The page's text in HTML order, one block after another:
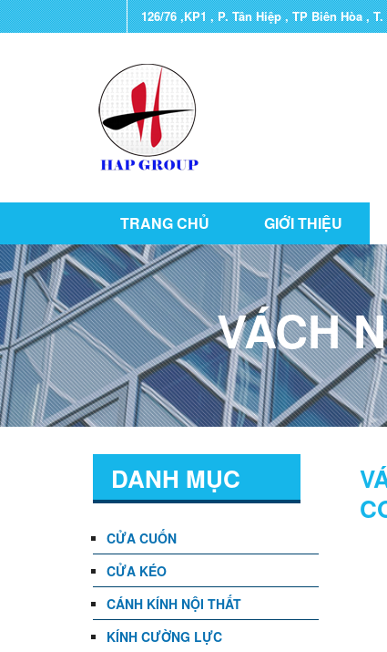
126/76 ,KP1 , P. Tân Hiệp , TP Biên Hòa ,
TRANG CHỦ GIỚI THIỆU
VÁCH
DANH MỤC
CỬA CUỐN
CỬA KÉO
CÁNH KÍNH NỘI THẤT
KÍNH CƯỜNG LỰC